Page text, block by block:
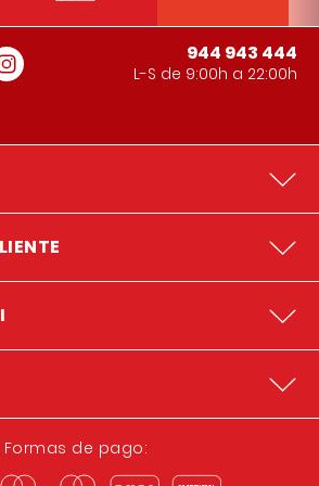
944 943 444
L-S de 9:00h a 22:00h
Formas de pago: